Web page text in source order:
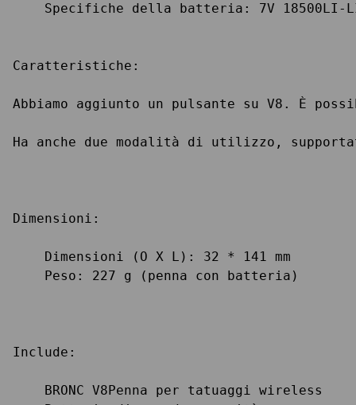
Specifiche della batteria: 7V 18500LI-
Caratteristiche:
Abbiamo aggiunto un pulsante su V8. È
Ha anche due modalità di utilizzo,
Dimensioni:
    Dimensioni (O X L): 32 * 141 mm
    Peso: 227 g (penna con batteria)
Include:
    BRONC V8Penna per tatuaggi wireless